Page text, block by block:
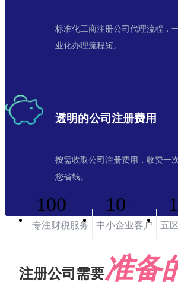
标准化工商注册公司代理流程，
业化办理流程短。
透明的公司注册费用
按需收取公司注册费用，收费一
您省钱。
100
专注财税服务
10
中小企业客户 五
注册公司需要准备